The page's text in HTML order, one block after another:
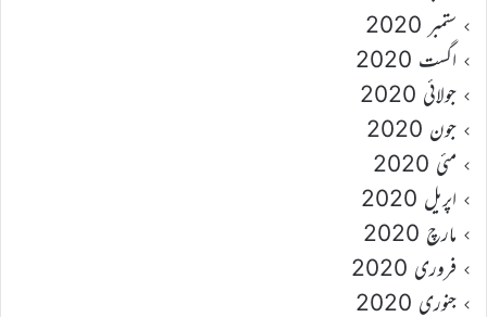
ستمبر 2020
اگست 2020
جولائی 2020
جون 2020
مئی 2020
اپریل 2020
مارچ 2020
فروری 2020
جنوری 2020